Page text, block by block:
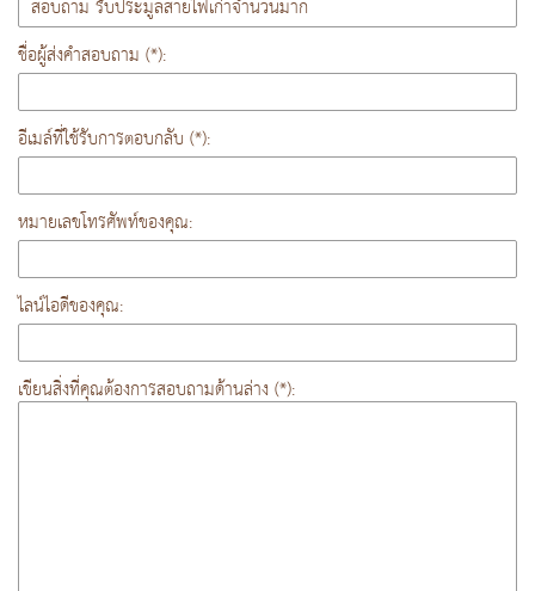
ชื่อผู้ส่งคำสอบถาม (*):
อีเมล์ที่ใช้รับการตอบกลับ (*):
หมายเลขโทรศัพท์ของคุณ:
ไลน์ไอดีของคุณ:
เขียนสิ่งที่คุณต้องการสอบถามด้านล่าง (*):